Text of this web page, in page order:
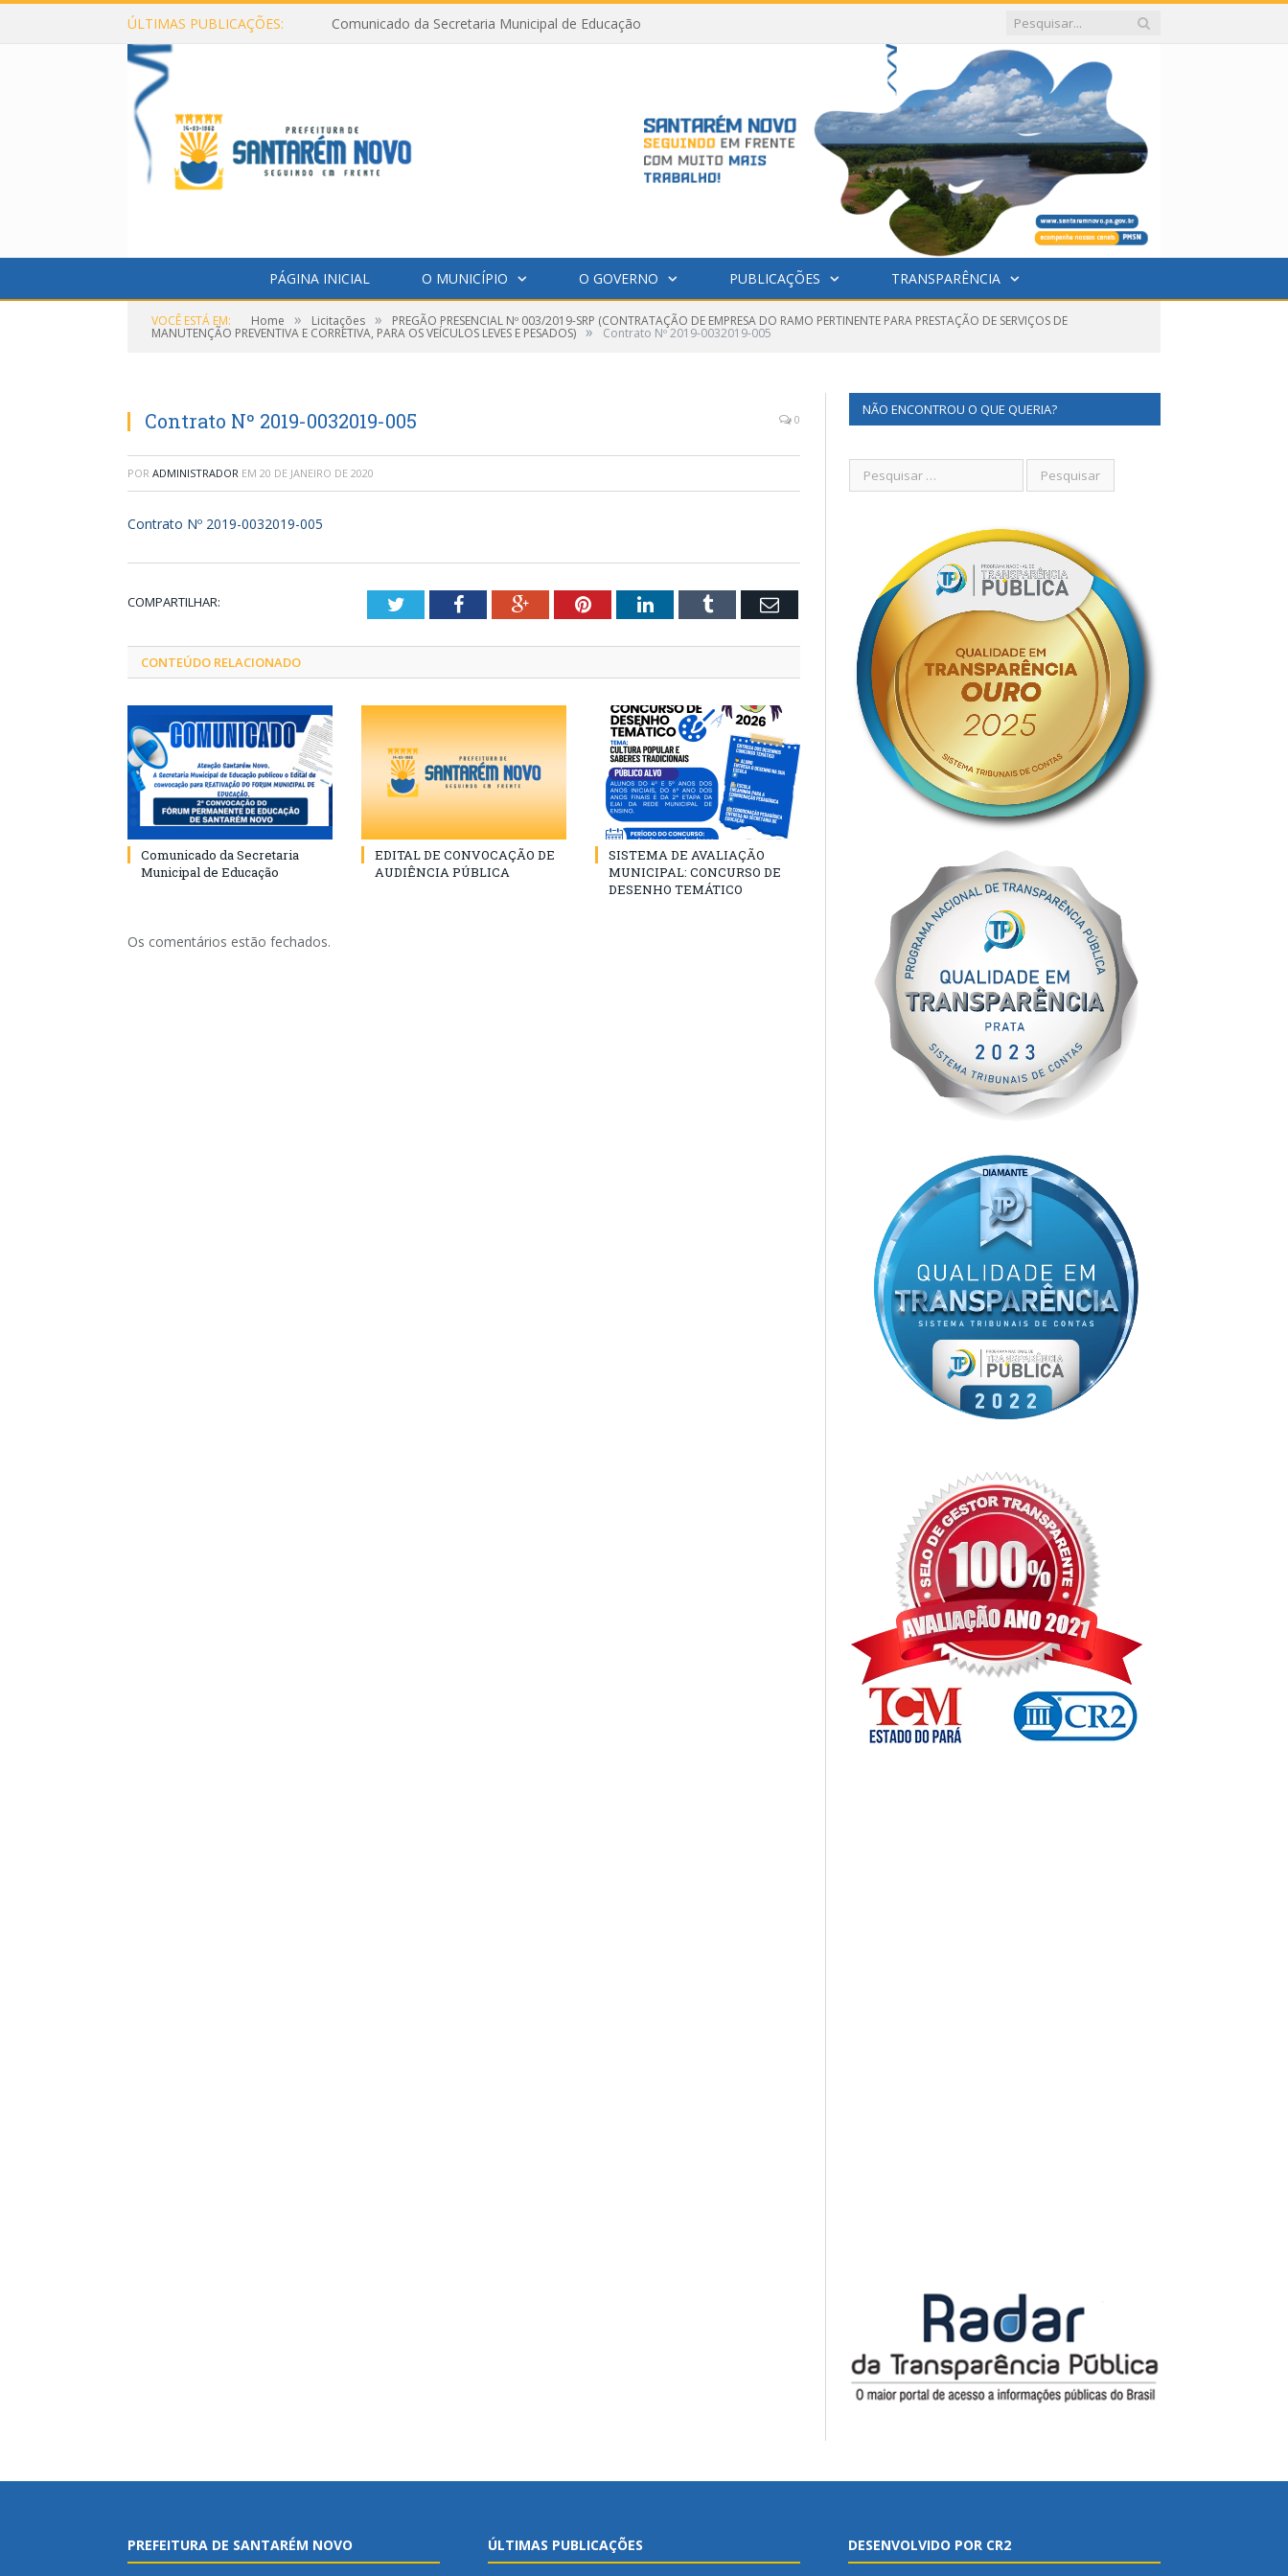
ÚLTIMAS PUBLICAÇÕES: Comunicado da Secretaria Municipal de Educação
PÁGINA INICIAL O MUNICÍPIO O GOVERNO PUBLICAÇÕES TRANSPARÊNCIA
VOCÊ ESTÁ EM: Home » Licitações » PREGÃO PRESENCIAL Nº 003/2019-SRP (CONTRATAÇÃO DE EMPRESA DO RAMO PERTINENTE PARA PRESTAÇÃO DE SERVIÇOS DE
MANUTENÇÃO PREVENTIVA E CORRETIVA, PARA OS VEÍCULOS LEVES E PESADOS) » Contrato Nº 2019-0032019-005
Contrato Nº 2019-0032019-005 0
POR ADMINISTRADOR EM 20 DE JANEIRO DE 2020
Contrato Nº 2019-0032019-005
COMPARTILHAR: TwitterFacebookGoogle+PinterestLinkedInTumblr Email
CONTEÚDO RELACIONADO
Comunicado da Secretaria
Municipal de Educação
EDITAL DE CONVOCAÇÃO DE
AUDIÊNCIA PÚBLICA
SISTEMA DE AVALIAÇÃO
MUNICIPAL: CONCURSO DE
DESENHO TEMÁTICO
Os comentários estão fechados.
NÃO ENCONTROU O QUE QUERIA?
PREFEITURA DE SANTARÉM NOVO ÚLTIMAS PUBLICAÇÕES DESENVOLVIDO POR CR2